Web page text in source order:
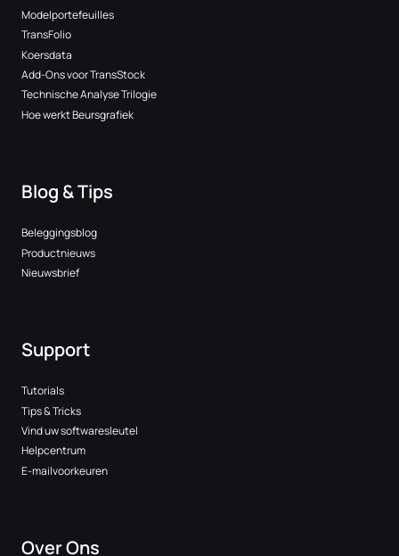
Modelportefeuilles
TransFolio
Koersdata
Add-Ons voor TransStock
Technische Analyse Trilogie
Hoe werkt Beursgrafiek
Blog & Tips
Beleggingsblog
Productnieuws
Nieuwsbrief
Support
Tutorials
Tips & Tricks
Vind uw softwaresleutel
Helpcentrum
E-mailvoorkeuren
Over Ons